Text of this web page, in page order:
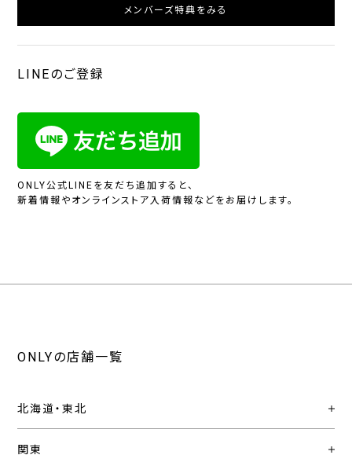
メンバーズ特典をみる
LINEのご登録
ONLY公式LINEを友だち追加すると、
新着情報やオンラインストア入荷情報などをお届けします。
ONLYの店舗一覧
北海道・東北
関東